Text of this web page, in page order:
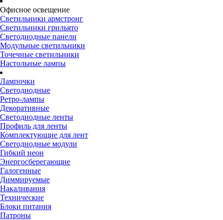
Офисное освещение
Светильники армстронг
Светильники грильято
Светодиодные панели
Модульные светильники
Точечные светильники
Настольные лампы
Лампочки
Светодиодные
Ретро-лампы
Декоративные
Светодиодные ленты
Профиль для ленты
Комплектующие для лент
Светодиодные модули
Гибкий неон
Энергосберегающие
Галогенные
Диммируемые
Накаливания
Технические
Блоки питания
Патроны